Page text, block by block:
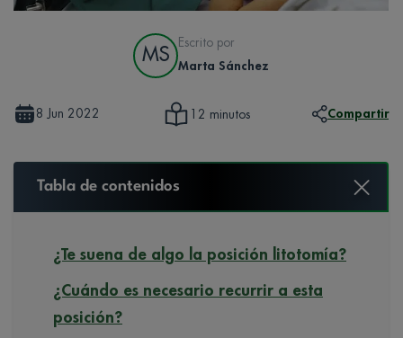
MS
Escrito por
Marta Sánchez
8 Jun 2022 12 minutos Compartir
Tabla de contenidos
¿Te suena de algo la posición litotomía?
¿Cuándo es necesario recurrir a esta
posición?